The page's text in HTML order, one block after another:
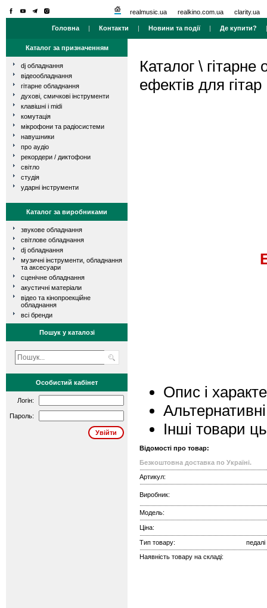
realmusic.ua realkino.com.ua clarity.ua
Головна | Контакти | Новини та події| Де купити?
Каталог за призначенням
dj обладнання
відеообладнання
гітарне обладнання
духові, смичкові інструменти
клавішні і midi
комутація
мікрофони та радіосистеми
навушники
про аудіо
рекордери / диктофони
світло
студія
ударні інструменти
Каталог за виробниками
звукове обладнання
світлове обладнання
dj обладнання
музичні інструменти, обладнання
та аксесуари
сценічне обладнання
акустичні матеріали
відео та кінопроекційне
обладнання
всі бренди
Пошук у каталозі
Особистий кабінет
Логін:
Пароль:
Каталог \ гітарне
ефектів для гітар
Опис і
Інші товари
Відомості про товар:
Безкоштовна доставка по Україні.
Артикул:
Виробник:
Модель:
Ціна:
Тип товару:
педалі
Наявність товару на складі: